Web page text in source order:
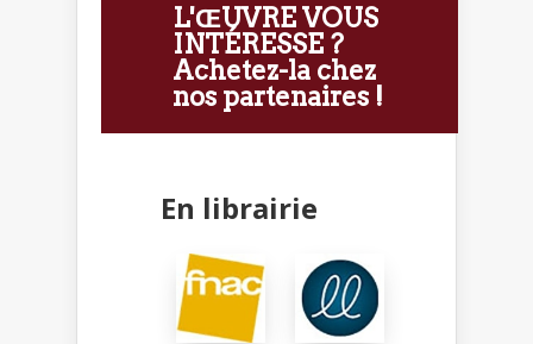
L'ŒUVRE VOUS
INTÉRESSE ?
Achetez-la chez
nos partenaires !
En librairie